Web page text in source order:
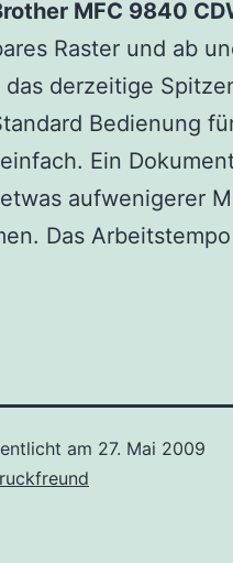
MFC 9840
Raster und ab
das derzeitige
Bedienung
Ein
aufwenigerer
Das
am 27. Mai 2009